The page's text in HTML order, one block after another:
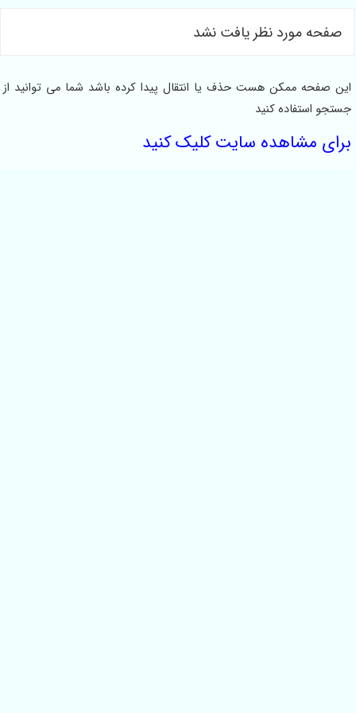
صفحه مورد نظر یافت نشد
این صفحه ممکن هست حذف یا انتقال پیدا کرده باشد شما می توانید از
جستجو استفاده کنید
برای مشاهده سایت کلیک کنید